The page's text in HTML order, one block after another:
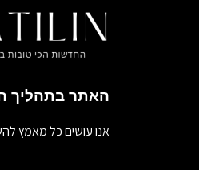
האתר בתהליך
אנו עושים כל מאמץ